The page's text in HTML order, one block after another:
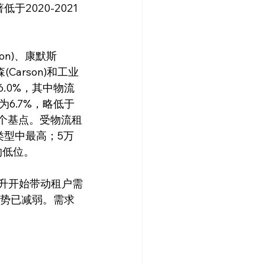
低于2020-2021
(Carson)和工业
，其中物流
6.7%，略低于
基点。受物流租
型中最高；5万
位。
已减弱。需求